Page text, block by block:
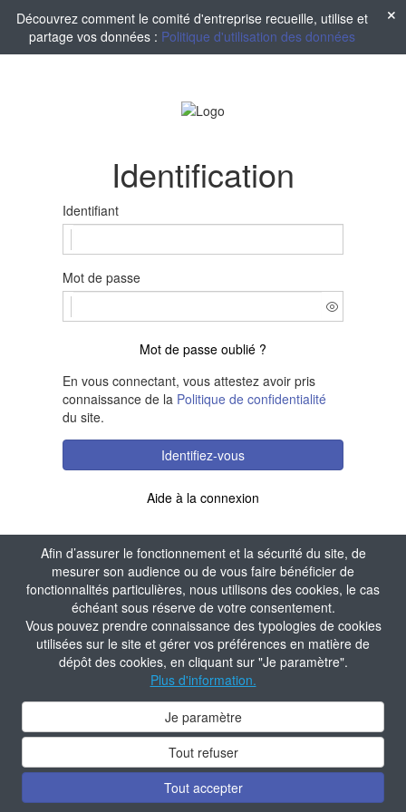
Afin d’assurer le fonctionnement et la sécurité du site, de
mesurer son audience ou de vous faire bénéficier de
fonctionnalités particulières, nous utilisons des cookies, le cas
échéant sous réserve de votre consentement.
Vous pouvez prendre connaissance des typologies de cookies
utilisées sur le site et gérer vos préférences en matière de
dépôt des cookies, en cliquant sur "Je paramètre".
Plus d'information.
Je paramètre
Tout refuser
Tout accepter
Découvrez comment le comité d'entreprise recueille, utilise et
partage vos données : Politique d'utilisation des données
Identification
Identifiant
Mot de passe
Mot de passe oublié ?
En vous connectant, vous attestez avoir pris
connaissance de la Politique de confidentialité
du site.
Identifiez-vous
Aide à la connexion